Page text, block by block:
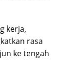
kerja,
rasa
ke tengah